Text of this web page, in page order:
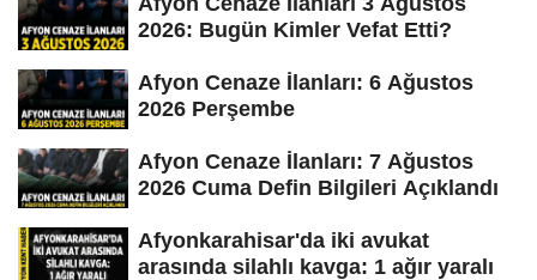
2026: Bugün Kimler Vefat Etti?
Afyon Cenaze İlanları: 6 Ağustos
2026 Perşembe
Afyon Cenaze İlanları: 7 Ağustos
2026 Cuma Defin Bilgileri Açıklandı
Afyonkarahisar'da iki avukat
arasında silahlı kavga: 1 ağır yaralı